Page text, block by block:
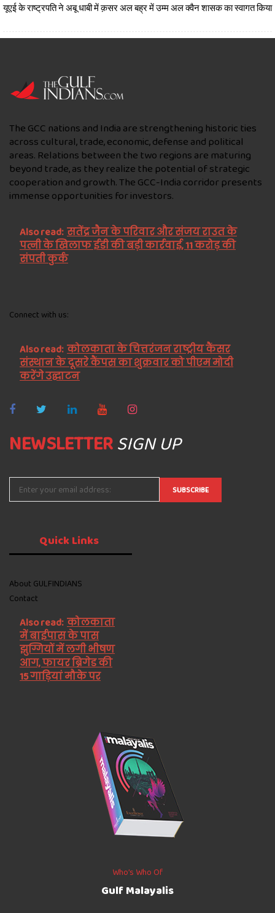
यूएई के राष्ट्रपति ने अबू धाबी में क़सर अल बह्र में उम्म अल क्वैन शासक का स्वागत किया
The GCC nations and India are strengthening historic ties
across cultural, trade, economic, defense and political
areas. Relations between the two regions are maturing
beyond trade, as they realize the potential of strategic
cooperation and growth. The GCC-India corridor presents
immense opportunities for investors.
Also read: सतेंद्र जैन के परिवार और संजय राउत के
पत्नी के खिलाफ ईडी की बड़ी कार्रवाई, 11 करोड़ की
संपती कुर्क
Connect with us:
Also read: कोलकाता के चित्तरंजन राष्ट्रीय कैंसर
संस्थान के दूसरे कैंपस का शुक्रवार को पीएम मोदी
करेंगे उद्घाटन
NEWSLETTERSIGN UP
QuickLinks
About GULFINDIANS
Contact
Also read: कोलकाता
में बाईपास के पास
झुग्ग‍ियों में लगी भीषण
आग, फायर ब्रिगेड की
15 गाड़‍ियां मौके पर
Who’s Who Of
Gulf Malayalis